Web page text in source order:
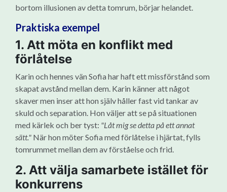
bortom illusionen av detta tomrum, börjar helandet.
Praktiska exempel
1. Att möta en konflikt med
förlåtelse
Karin och hennes vän Sofia har haft ett missförstånd som
skapat avstånd mellan dem. Karin känner att något
skaver men inser att hon själv håller fast vid tankar av
skuld och separation. Hon väljer att se på situationen
med kärlek och ber tyst: "Låt mig se detta på ett annat
sätt." När hon möter Sofia med förlåtelse i hjärtat, fylls
tomrummet mellan dem av förståelse och frid.
2. Att välja samarbete istället för
konkurrens